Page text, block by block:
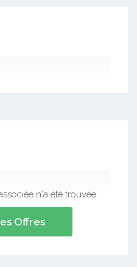
n'a été trouvée.
Offres